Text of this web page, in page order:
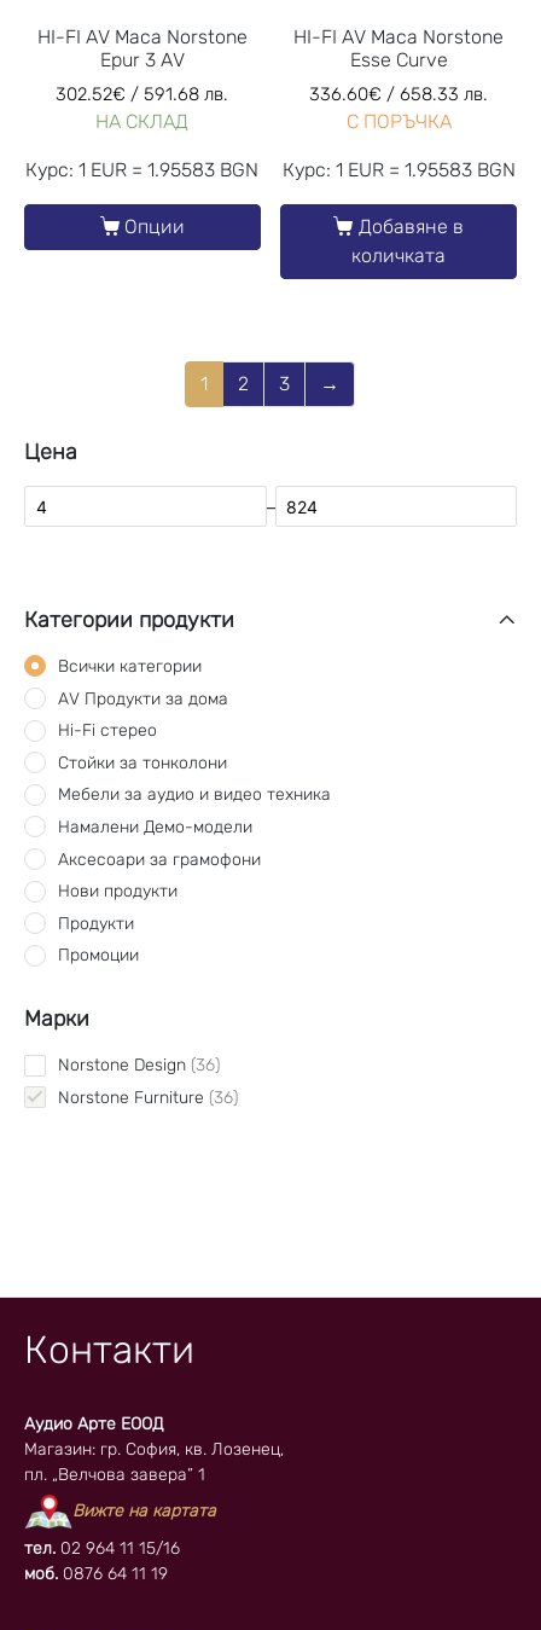
HI-FI AV Маса Norstone
Epur 3 AV
302.52€ / 591.68 лв.
НА СКЛАД
Курс: 1 EUR = 1.95583 BGN
Опции
HI-FI AV Маса Norstone
Esse Curve
336.60€ / 658.33 лв.
С ПОРЪЧКА
Курс: 1 EUR = 1.95583 BGN
Добавяне в
количката
1 2 3 →
Цена
–
Категории продукти
Всички категории
AV Продукти за дома
Hi-Fi стерео
Стойки за тонколони
Мебели за аудио и видео техника
Намалени Демо-модели
Аксесоари за грамофони
Нови продукти
Продукти
Промоции
Марки
Norstone Design 36
Norstone Furniture 36
Контакти
Аудио Арте ЕООД
Магазин: гр. София, кв. Лозенец,
пл. „Велчова завера” 1
Вижте на картата
тел. 02 964 11 15/16
моб. 0876 64 11 19